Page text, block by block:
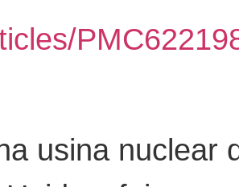
usina nuclear